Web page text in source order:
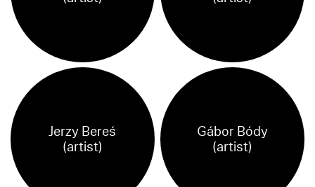
Jerzy Bereś
(artist)
Gábor Bódy
(artist)